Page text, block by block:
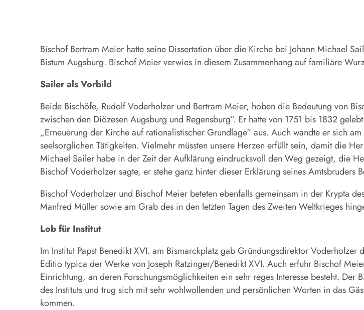
Bischof Bertram Meier hatte seine Dissertation über die Kirche bei Johann Michael
Bistum Augsburg. Bischof Meier verwies in diesem Zusammenhang auf familiäre
Sailer als Vorbild
Beide Bischöfe, Rudolf Voderholzer und Bertram Meier, hoben die Bedeutung von
zwischen den Diözesen Augsburg und Regensburg“. Er hatte von 1751 bis 1832
„Erneuerung der Kirche auf rationalistischer Grundlage“ aus. Auch wandte er sich
seelsorglichen Tätigkeiten. Vielmehr müssten unsere Herzen erfüllt sein, damit die
Michael Sailer habe in der Zeit der Aufklärung eindrucksvoll den Weg gezeigt, die
Bischof Voderholzer sagte, er stehe ganz hinter dieser Erklärung seines Amtsbruders
Bischof Voderholzer und Bischof Meier beteten ebenfalls gemeinsam in der Krypta
Manfred Müller sowie am Grab des in den letzten Tagen des Zweiten Weltkrieges
Lob für Institut
Im Institut Papst Benedikt XVI. am Bismarckplatz gab Gründungsdirektor
Editio typica der Werke von Joseph Ratzinger/Benedikt XVI. Auch erfuhr Bischof
Einrichtung, an deren Forschungsmöglichkeiten ein sehr reges Interesse besteht.
des Instituts und trug sich mit sehr wohlwollenden und persönlichen Worten in das
kommen.